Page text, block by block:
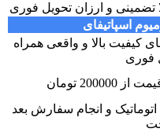
اسپاتیفای
کیفیت بالا و واقعی همراه
فوری
تومان
و انجام سفارش بعد